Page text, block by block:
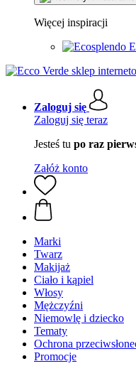
Więcej inspiracji
Zaloguj się
Zaloguj się teraz
Jesteś tu po raz
Załóż konto
Marki
Twarz
Makijaż
Ciało i kąpiel
Włosy
Mężczyźni
Niemowlę i dziecko
Tematy
Ochrona
Promocje